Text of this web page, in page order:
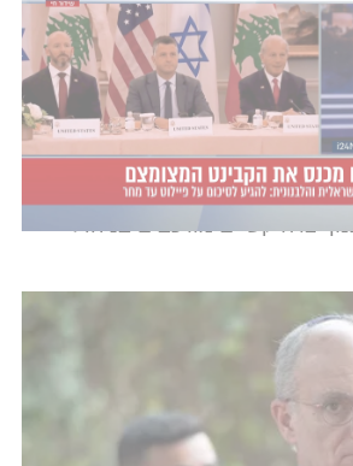
צפויה לכלול סיכום
שבמסגרתו תחל פעילות של
נגד התבססות חיזבאללה
נתקלות במכשולים, כאשר
שנותר פתוח בין המשלחות
השטח המדויק שבו יחל המהלך
שני גורמים המעורים בפרטי
המשא ומתן מסרו ל-i24NEWS כי המעורבות האיראנית
יצרה קשיים מורכבים בניהול